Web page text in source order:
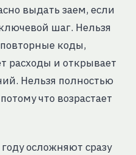
выдать заем, если
шаг. Нельзя
коды,
расходы и открывает
Нельзя полностью
что возрастает
осложняют сразу